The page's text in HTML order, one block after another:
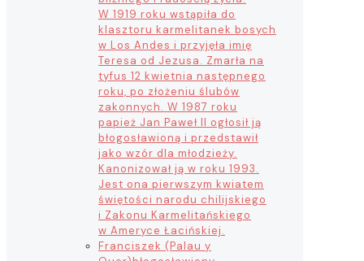
W 1919 roku wstąpiła do
klasztoru karmelitanek bosych
w Los Andes i przyjęła imię
Teresa od Jezusa. Zmarła na
tyfus 12 kwietnia następnego
roku, po złożeniu ślubów
zakonnych. W 1987 roku
papież Jan Paweł II ogłosił ją
błogosławioną i przedstawił
jako wzór dla młodzieży.
Kanonizował ją w roku 1993.
Jest ona pierwszym kwiatem
świętości narodu chilijskiego
i Zakonu Karmelitańskiego
w Ameryce Łacińskiej.
Franciszek (Palau y